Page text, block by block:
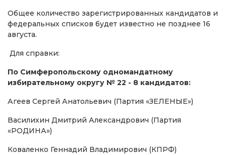
Общее количество зарегистрированных кандидатов и
федеральных списков будет известно не позднее 16
августа.
Для справки:
По Симферопольскому одномандатному
избирательному округу № 22 - 8 кандидатов:
Агеев Сергей Анатольевич (Партия «ЗЕЛЕНЫЕ»)
Василихин Дмитрий Александрович (Партия
«РОДИНА»)
Коваленко Геннадий Владимирович (КПРФ)